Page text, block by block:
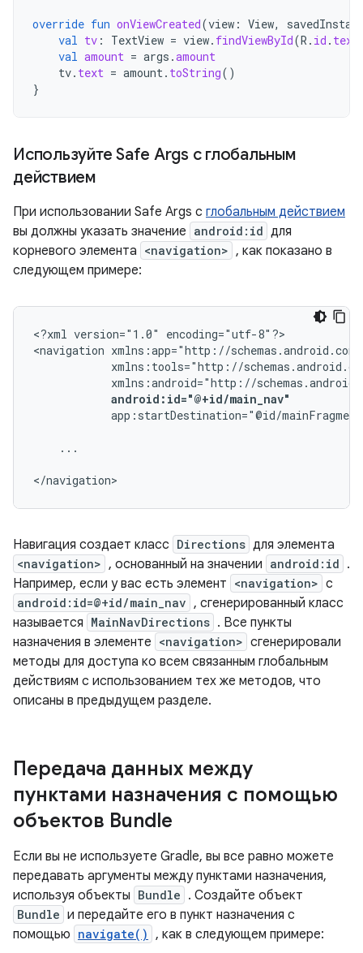
override fun onViewCreated(view : View,
val tv : TextView = view. findViewById(R . id .
val amount = args .amount
tv. text = amount. toString()
}
Используйте Safe Args с глобальным
действием
При использовании Safe Args с глобальным действием
вы должны указать значение android:id для
корневого элемента <navigation> , как показано в
следующем примере:
<?xml version="1.0"
encoding="utf-8"?>
<navigation
android:id="@+id/main_nav"
app:startDestination="@id/
...
</navigation>
Навигация создает класс Directions для элемента
<navigation> , основанный на значении android:id .
Например, если у вас есть элемент <navigation> с
android:id=@+id/main_nav , сгенерированный класс
называется MainNavDirections . Все пункты
назначения в элементе <navigation> сгенерировали
методы для доступа ко всем связанным глобальным
действиям с использованием тех же методов, что
описаны в предыдущем разделе.
Передача данных между
пунктами назначения с помощью
объектов Bundle
Если вы не используете Gradle, вы все равно можете
передавать аргументы между пунктами назначения,
используя объекты Bundle . Создайте объект
Bundle и передайте его в пункт назначения с
помощью navigate() , как в следующем примере: